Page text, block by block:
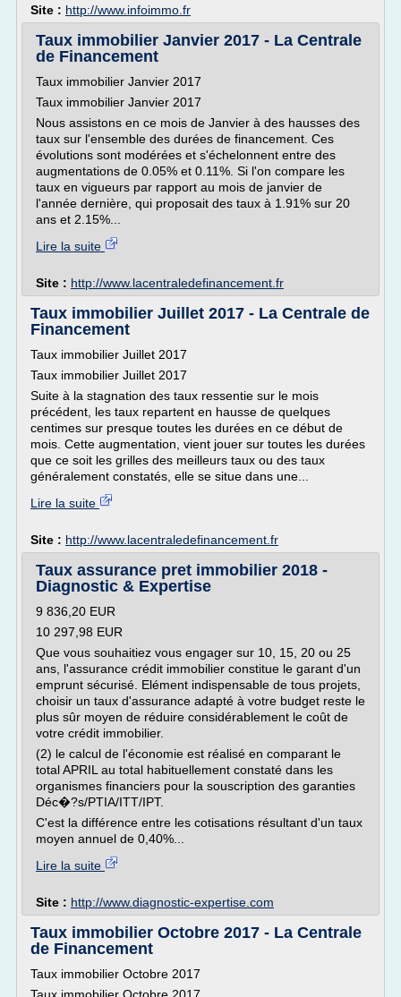
Site : http://www.infoimmo.fr
Taux immobilier Janvier 2017 - La Centrale
de Financement
Taux immobilier Janvier 2017
Taux immobilier Janvier 2017
Nous assistons en ce mois de Janvier à des hausses des
taux sur l'ensemble des durées de financement. Ces
évolutions sont modérées et s'échelonnent entre des
augmentations de 0.05% et 0.11%. Si l'on compare les
taux en vigueurs par rapport au mois de janvier de
l'année dernière, qui proposait des taux à 1.91% sur 20
ans et 2.15%...
Lire la suite
Site : http://www.lacentraledefinancement.fr
Taux immobilier Juillet 2017 - La Centrale de
Financement
Taux immobilier Juillet 2017
Taux immobilier Juillet 2017
Suite à la stagnation des taux ressentie sur le mois
précédent, les taux repartent en hausse de quelques
centimes sur presque toutes les durées en ce début de
mois. Cette augmentation, vient jouer sur toutes les durées
que ce soit les grilles des meilleurs taux ou des taux
généralement constatés, elle se situe dans une...
Lire la suite
Site : http://www.lacentraledefinancement.fr
Taux assurance pret immobilier 2018 -
Diagnostic & Expertise
9 836,20 EUR
10 297,98 EUR
Que vous souhaitiez vous engager sur 10, 15, 20 ou 25
ans, l'assurance crédit immobilier constitue le garant d'un
emprunt sécurisé. Elément indispensable de tous projets,
choisir un taux d'assurance adapté à votre budget reste le
plus sûr moyen de réduire considérablement le coût de
votre crédit immobilier.
(2) le calcul de l'économie est réalisé en comparant le
total APRIL au total habituellement constaté dans les
organismes financiers pour la souscription des garanties
Déc�?s/PTIA/ITT/IPT.
C'est la différence entre les cotisations résultant d'un taux
moyen annuel de 0,40%...
Lire la suite
Site : http://www.diagnostic-expertise.com
Taux immobilier Octobre 2017 - La Centrale
de Financement
Taux immobilier Octobre 2017